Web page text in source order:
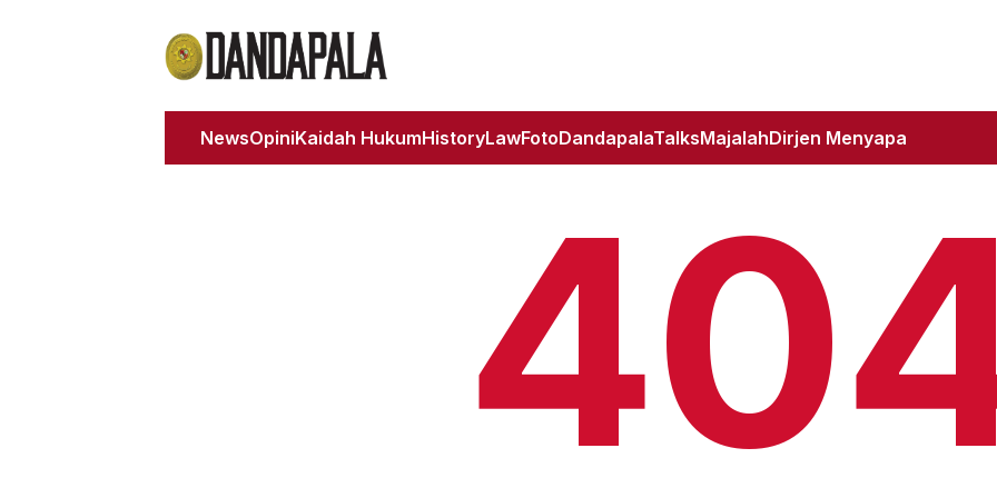
NewsOpiniKaidah HukumHistoryLawFotoDandapalaTalksMajalahDirjen Menyapa